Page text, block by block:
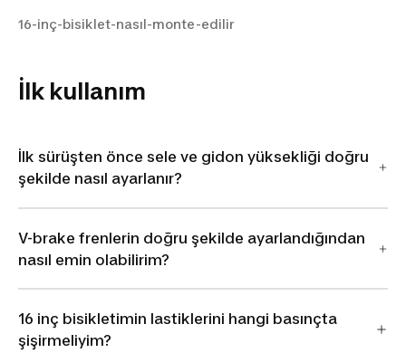
16-inç-bisiklet-nasıl-monte-edilir
İlk kullanım
İlk sürüşten önce sele ve gidon yüksekliği doğru
şekilde nasıl ayarlanır?
V-brake frenlerin doğru şekilde ayarlandığından
nasıl emin olabilirim?
16 inç bisikletimin lastiklerini hangi basınçta
şişirmeliyim?